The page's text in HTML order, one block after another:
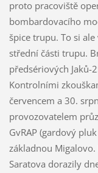
proto pracoviště
bombardovacího
špice trupu. To si
střední části trupu.
předsériových
Kontrolními
červencem a 30.
provozovatelem
GvRAP (gardový
základnou
Saratova dorazily